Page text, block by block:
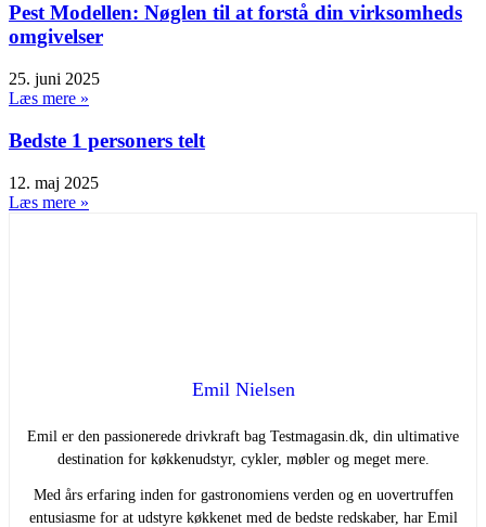
Pest Modellen: Nøglen til at forstå din virksomheds
omgivelser
25. juni 2025
Læs mere »
Bedste 1 personers telt
12. maj 2025
Læs mere »
Emil Nielsen
Emil er den passionerede drivkraft bag Testmagasin.dk, din ultimative
destination for køkkenudstyr, cykler, møbler og meget mere.
Med års erfaring inden for gastronomiens verden og en uovertruffen
entusiasme for at udstyre køkkenet med de bedste redskaber, har Emil